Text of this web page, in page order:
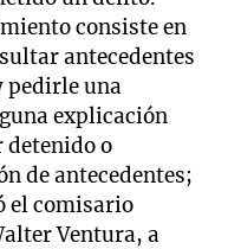
consiste en
antecedentes
pedirle una
explicación
detenido o
de antecedentes;
el comisario
Ventura, a